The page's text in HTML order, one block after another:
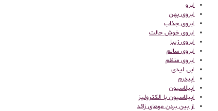
ابرو
ابروی پهن
ابروی جذاب
ابروی خوش حالت
ابروی زیبا
ابروی سالم
ابروی منظم
اپی لیدی
اپیدرم
اپیلاسیون
اپیلاسیون با الکترولیز
از بین بردن موهای زائد